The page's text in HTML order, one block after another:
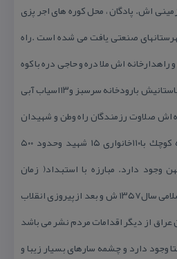
اش. پادگان ، محل كوره های اجر پزی
صنعتی یافت می شده است .راه
اش ملا دره و حاجی دره با كوه
های كیفی. قره داق وقزل داق باستانیش بارودخانه سرسبز و۱۳اسیاب آبی
اش صلاوت رزمندگان راه وطن و شهیدان
با نام جاودانه اش . این قریه كوچك با۱۱۰خانواری ۱۵ شهید وحدود ۵۰۰
وجود دارد. مبارزه با استبداد( زمان
قاجار)وقبل ودر زمان انقلاب اسلامی سال۱۳۵۷ ش و بعد ازپیروزی انقلاب
عراق از دیگر اقدامات مردم نشر می باشد
در روستا وجود دارد و چشمه سارهای بسیار زیبا و